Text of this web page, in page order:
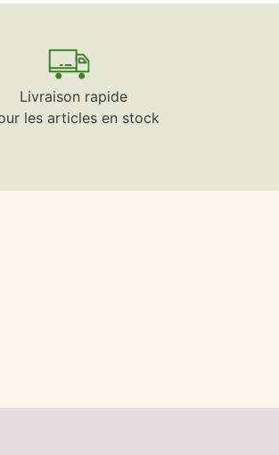
Livraison rapide
les articles en stock